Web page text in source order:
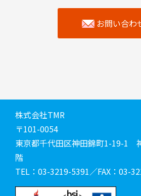
お問い合わ
株式会社TMR
〒101-0054
東京都千代田区神田錦町1-19-1
階
TEL：03-3219-5391／FAX：03-